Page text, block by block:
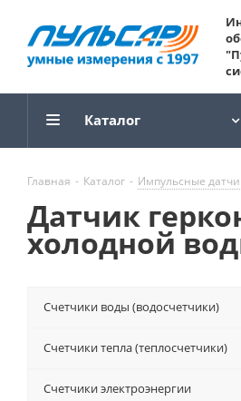
Каталог
Главная - Каталог - Импульсные
Датчик
холодной
Счетчики воды (водосчетчики)
Счетчики тепла (теплосчетчики)
Счетчики электроэнергии